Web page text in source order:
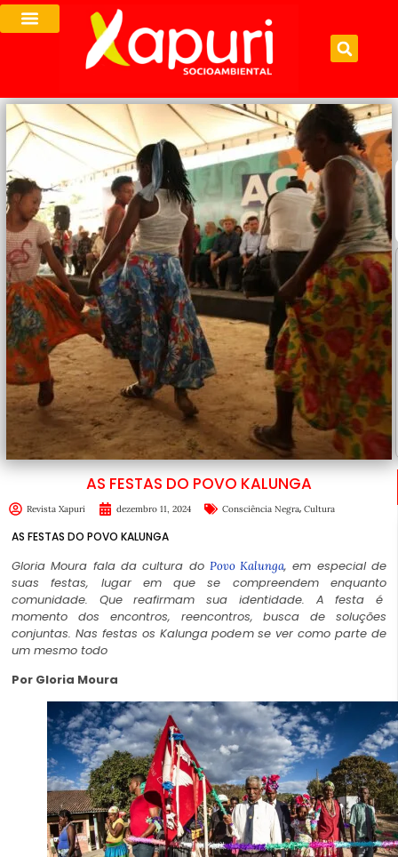
AS FESTAS DO POVO KALUNGA
Revista Xapuri dezembro 11, 2024 Consciência Negra, Cultura
AS FESTAS DO POVO KALUNGA
Gloria Moura fala da cultura do Povo Kalunga, em especial de
suas festas, lugar em que se compreendem enquanto
comunidade. Que reafirmam sua identidade. A festa é
momento dos encontros, reencontros, busca de soluções
conjuntas. Nas festas os Kalunga podem se ver como parte de
um mesmo todo
Por Gloria Moura